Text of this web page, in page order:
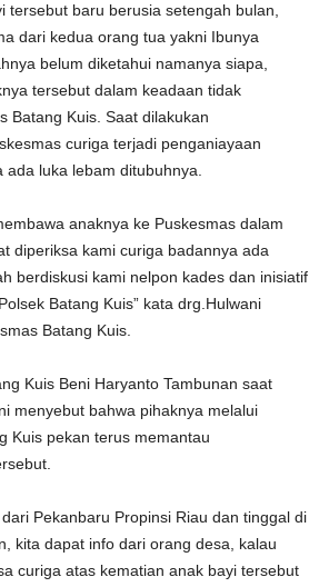
tersebut baru berusia setengah bulan,
dari kedua orang tua yakni Ibunya
belum diketahui namanya siapa,
tersebut dalam keadaan tidak
Batang Kuis. Saat dilakukan
curiga terjadi penganiayaan
luka lebam ditubuhnya.
anaknya ke Puskesmas dalam
diperiksa kami curiga badannya ada
berdiskusi kami nelpon kades dan inisiatif
Batang Kuis” kata drg.Hulwani
Batang Kuis.
Kuis Beni Haryanto Tambunan saat
menyebut bahwa pihaknya melalui
Kuis pekan terus memantau
Pekanbaru Propinsi Riau dan tinggal di
kita dapat info dari orang desa, kalau
curiga atas kematian anak bayi tersebut